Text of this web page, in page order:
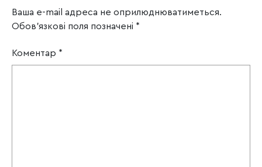
Ваша e-mail адреса не оприлюднюватиметься.
Обов’язкові поля позначені *
Коментар *